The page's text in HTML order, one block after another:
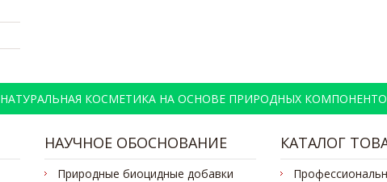
НАТУРАЛЬНАЯ КОСМЕТИКА НА ОСНОВЕ ПРИРОДНЫХ
НАУЧНОЕ ОБОСНОВАНИЕ
Природные биоцидные добавки
КАТАЛОГ